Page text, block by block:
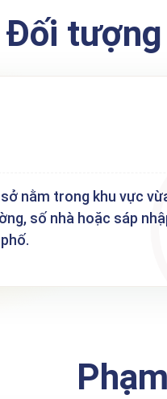
Đối tượng
nằm trong khu vực
số nhà hoặc sáp